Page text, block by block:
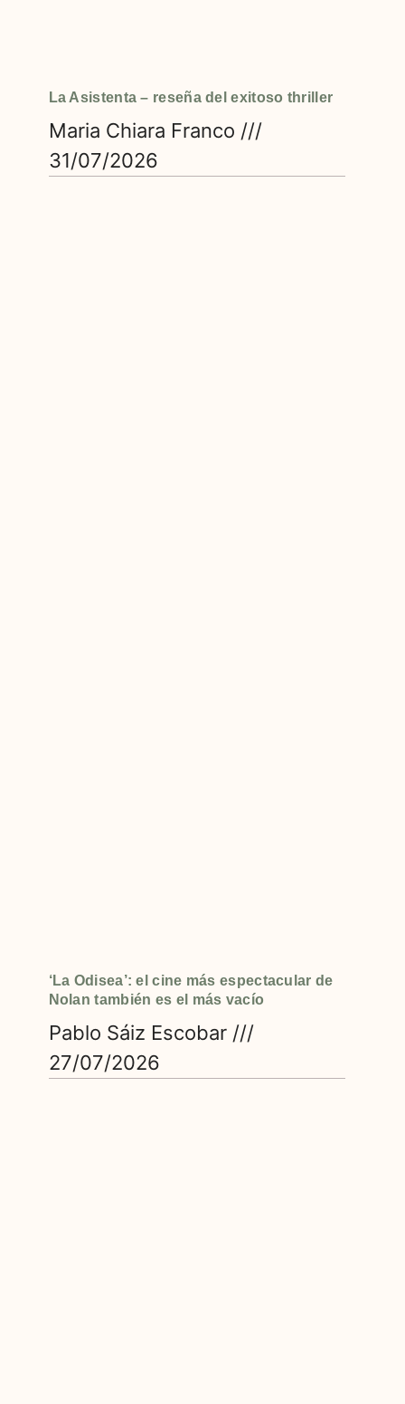
La Asistenta – reseña del exitoso thriller
Maria Chiara Franco
31/07/2026
‘La Odisea’: el cine más espectacular de
Nolan también es el más vacío
Pablo Sáiz Escobar
27/07/2026